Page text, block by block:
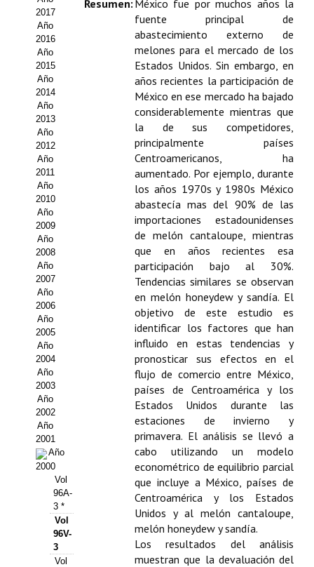
Equipo Editorial
Leer revista ITEA
Directrices para autores/as
Políticas Editoriales
Propuesta Volumen Especial
Sello Calidad FECYT
Premio Prensa Agraria
Buscador de Artículos
JORNADAS AIDA
Presentación Jornadas
Comunicaciones
Jornadas PAM 2026
Premio Jóvenes Investigadores
Buscador de Comunicaciones
Buscador de Comunicaciones
CONTACTO
BUSCADOR
2017
Año
2016
Año
2015
Año
2014
Año
2013
Año
2012
Año
2011
Año
2010
Año
2009
Año
2008
Año
2007
Año
2006
Año
2005
Año
2004
Año
2003
Año
2002
Año
2001
Año
2000
Vol
96A-
3 *
Vol
96V-
3
Vol
Resumen: México fue por muchos años la
fuente principal de
abastecimiento externo de
melones para el mercado de los
Estados Unidos. Sin embargo, en
años recientes la participación de
México en ese mercado ha bajado
considerablemente mientras que
la de sus competidores,
principalmente países
Centroamericanos, ha
aumentado. Por ejemplo, durante
los años 1970s y 1980s México
abastecía mas del 90% de las
importaciones estadounidenses
de melón cantaloupe, mientras
que en años recientes esa
participación bajo al 30%.
Tendencias similares se observan
en melón honeydew y sandía. El
objetivo de este estudio es
identificar los factores que han
influido en estas tendencias y
pronosticar sus efectos en el
flujo de comercio entre México,
países de Centroamérica y los
Estados Unidos durante las
estaciones de invierno y
primavera. El análisis se llevó a
cabo utilizando un modelo
econométrico de equilibrio parcial
que incluye a México, países de
Centroamérica y los Estados
Unidos y al melón cantaloupe,
melón honeydew y sandía.
Los resultados del análisis
muestran que la devaluación del